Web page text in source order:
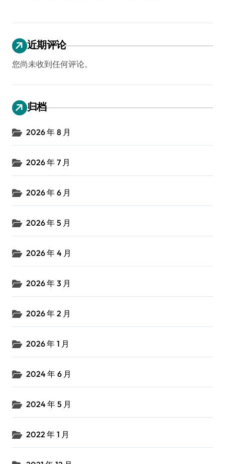
近期评论
您尚未收到任何评论。
归档
2026 年 8 月
2026 年 7 月
2026 年 6 月
2026 年 5 月
2026 年 4 月
2026 年 3 月
2026 年 2 月
2026 年 1 月
2024 年 6 月
2024 年 5 月
2022 年 1 月